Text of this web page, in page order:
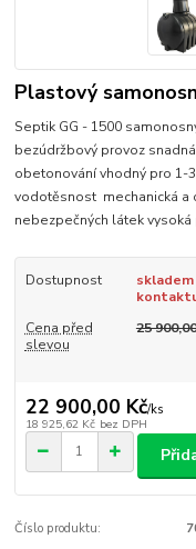
Plastový
Septik GG - 1500
bezúdržbový provoz
obetonování vhodný pro 1-
vodotěsnost mechanická
nebezpečných látek
Dostupnost
Cena před
slevou
25
22 900,00 Kč/ks
18 925,62 Kč bez DPH
Číslo produktu: